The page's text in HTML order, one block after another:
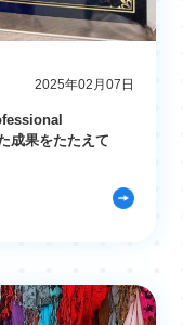
2025年02月07日
成果をたたえて